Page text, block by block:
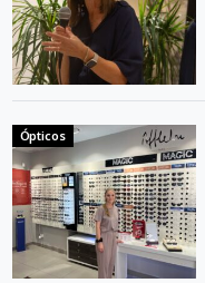
Ópticos